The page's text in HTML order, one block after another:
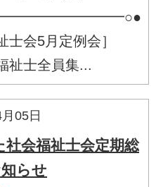
士会5月定例会］
祉士全員集...
05日
会福祉士会定期総
らせ